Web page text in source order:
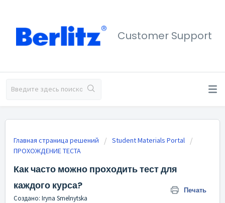
Customer Support
Главная страница решений
Student Materials Portal
ПРОХОЖДЕНИЕ ТЕСТА
Как часто можно проходить тест для
каждого курса?
Печать
Создано: Iryna Smelnytska